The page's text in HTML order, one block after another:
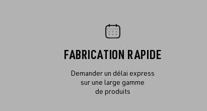
FABRICATION RAPIDE
Demander un délai express
sur une large gamme
de produits